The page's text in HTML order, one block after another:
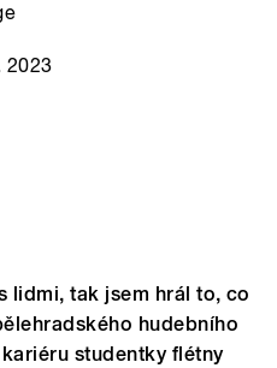
2023
lidmi, tak jsem hrál to, co
hudebního
studentky flétny